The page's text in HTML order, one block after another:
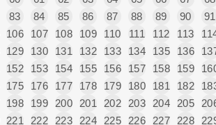
83 84 85 86 87 88 89 90
91
106 107 108 109 110 111 112 113
129 130 131 132 133 134 135 136
152 153 154 155 156 157 158 159
175 176 177 178 179 180 181 182
198 199 200 201 202 203 204 205
221 222 223 224 225 226 227 228